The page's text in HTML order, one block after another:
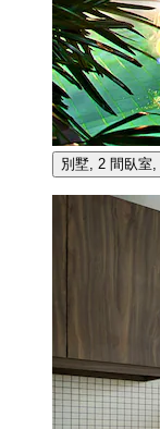
別墅, 2 間臥室